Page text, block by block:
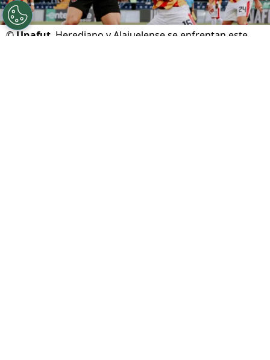
©Unafut Herediano y Alajuelense se enfrentan este